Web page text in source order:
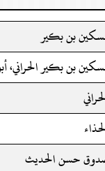
بن بكير
بن بكير الحراني،
حسن الحديث